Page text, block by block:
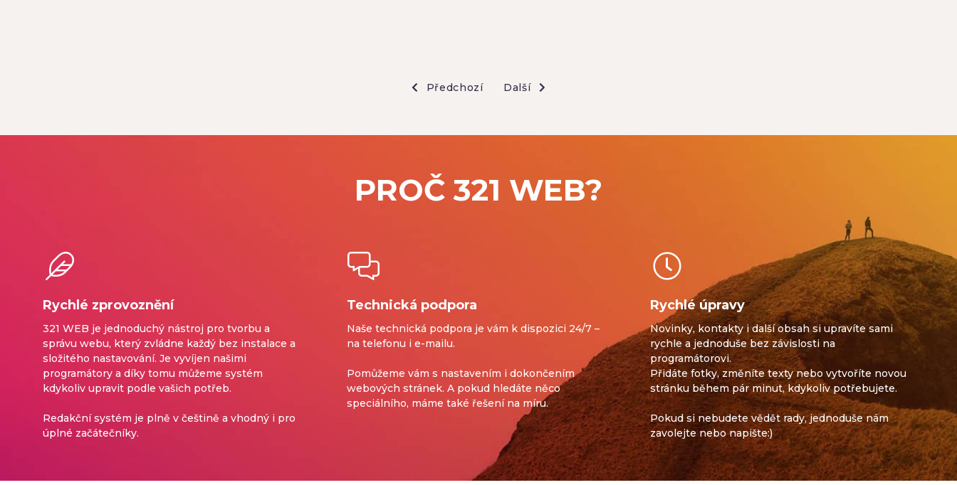
Předchozí Další
PROČ 321 WEB?
Rychlé zprovoznění
321 WEB je jednoduchý nástroj pro tvorbu a
správu webu, který zvládne každý bez instalace a
složitého nastavování. Je vyvíjen našimi
programátory a díky tomu můžeme systém
kdykoliv upravit podle vašich potřeb.
Redakční systém je plně v češtině a vhodný i pro
úplné začátečníky.
Technická podpora
Naše technická podpora je vám k dispozici 24/7 –
na telefonu i e-mailu.
Pomůžeme vám s nastavením i dokončením
webových stránek. A pokud hledáte něco
speciálního, máme také řešení na míru.
Rychlé úpravy
Novinky, kontakty i další obsah si upravíte sami
rychle a jednoduše bez závislosti na
programátorovi.
Přidáte fotky, změníte texty nebo vytvoříte novou
stránku během pár minut, kdykoliv potřebujete.
Pokud si nebudete vědět rady, jednoduše nám
zavolejte nebo napište:)